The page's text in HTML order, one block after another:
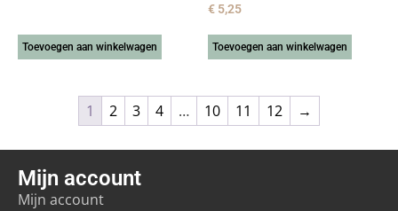
Toevoegen aan winkelwagen
€ 5,25
Toevoegen aan winkelwagen
1 2 3 4 … 10 11 12 →
Mijn account
Mijn account